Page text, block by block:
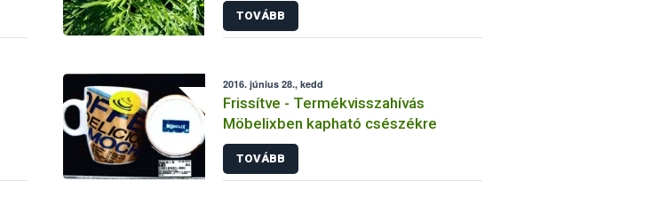
TOVÁBB
2016. június 28., kedd
Frissítve - Termékvisszahívás
Möbelixben kapható csészékre
TOVÁBB